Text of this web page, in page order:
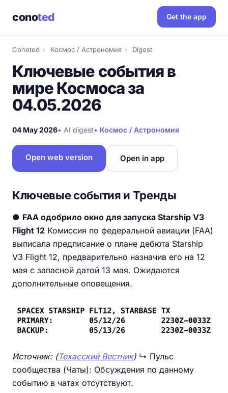
conoted Get the app
Conoted › Космос / Астрономия › Digest
Ключевые события в
мире Космоса за
04.05.2026
04 May 2026• AI digest• Космос / Астрономия
Open web version Open in app
Ключевые события и Тренды
● FAA одобрило окно для запуска Starship V3
Flight 12 Комиссия по федеральной авиации (FAA)
выписала предписание о плане дебюта Starship
V3 Flight 12, предварительно назначив его на 12
мая с запасной датой 13 мая. Ожидаются
дополнительные оповещения.
Источник: (Техасский Вестник) ↳ Пульс
сообщества (Чаты): Обсуждения по данному
событию в чатах отсутствуют.